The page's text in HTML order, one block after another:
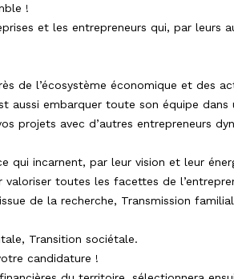
!
et les entrepreneurs qui, par leurs
de l’écosystème économique et des
aussi embarquer toute son équipe
projets avec d’autres entrepreneurs
incarnent, par leur vision et leur
toutes les facettes de
de la recherche, Transmission
Transition sociétale.
candidature !